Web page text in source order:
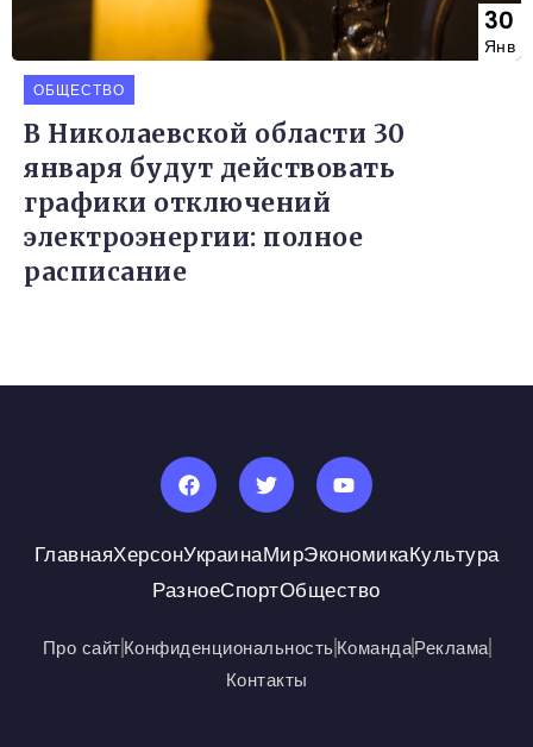
30
Янв
ОБЩЕСТВО
В Николаевской области 30
января будут действовать
графики отключений
электроэнергии: полное
расписание
ГлавнаяХерсонУкраинаМирЭкономикаКультура
РазноеСпортОбщество
Про сайтКонфиденциональностьКомандаРеклама
Контакты